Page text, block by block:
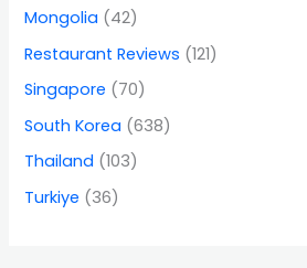
Mongolia (42)
Restaurant Reviews (121)
Singapore (70)
South Korea (638)
Thailand (103)
Turkiye (36)